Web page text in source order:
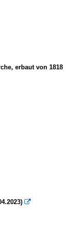
erbaut von 1818
